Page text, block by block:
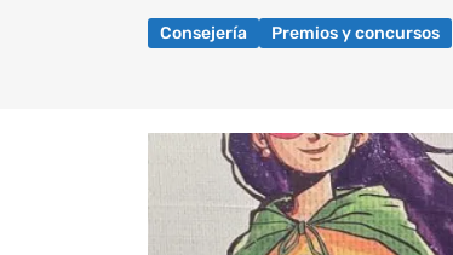
Consejería Premios y concursos